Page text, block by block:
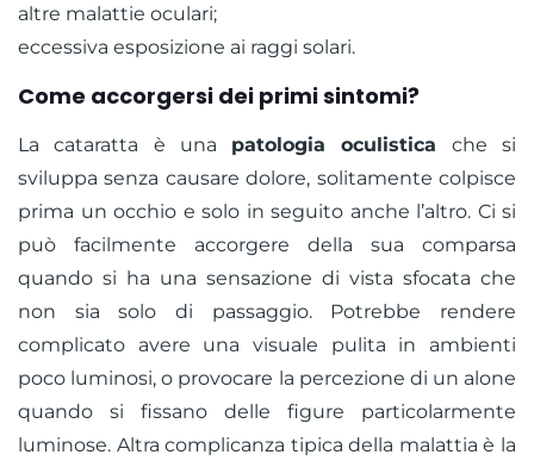
altre malattie oculari;
eccessiva esposizione ai raggi solari.
Come accorgersi dei primi sintomi?
La cataratta è una patologia oculistica che si
sviluppa senza causare dolore, solitamente colpisce
prima un occhio e solo in seguito anche l’altro. Ci si
può facilmente accorgere della sua comparsa
quando si ha una sensazione di vista sfocata che
non sia solo di passaggio. Potrebbe rendere
complicato avere una visuale pulita in ambienti
poco luminosi, o provocare la percezione di un alone
quando si fissano delle figure particolarmente
luminose. Altra complicanza tipica della malattia è la